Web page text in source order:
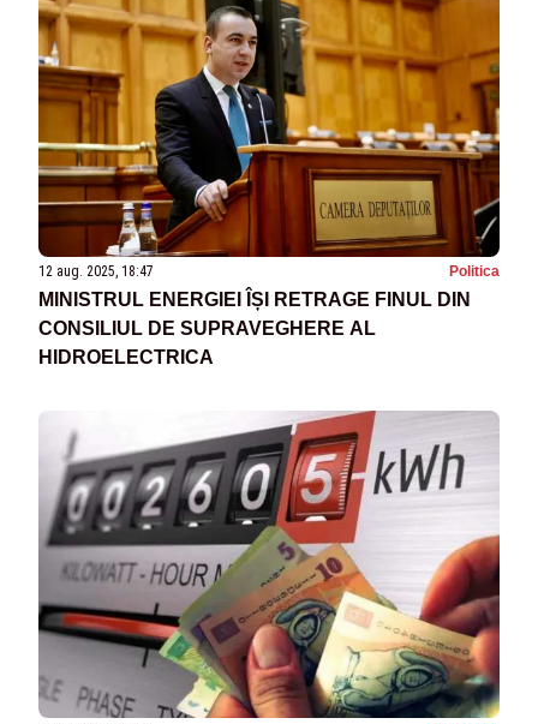
12 aug. 2025, 18:47 Politica
MINISTRUL ENERGIEI ÎȘI RETRAGE FINUL DIN
CONSILIUL DE SUPRAVEGHERE AL
HIDROELECTRICA